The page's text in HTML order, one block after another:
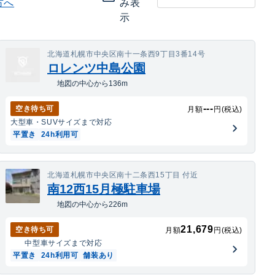
へ
み表
示
北海道札幌市中央区南十一条西9丁目3番14号
ロレンツ中島公園
地図の中心から136m
空き待ち可 月額--- 円(税込)
大型車・SUVサイズまで対応
平置き
24h利用可
北海道札幌市中央区南十二条西15丁目 付近
南12西15月極駐車場
地図の中心から226m
空き待ち可 月額21,679 円(税込)
中型車サイズまで対応
平置き
24h利用可 舗装あり